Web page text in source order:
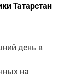
Татарстан
день в
на